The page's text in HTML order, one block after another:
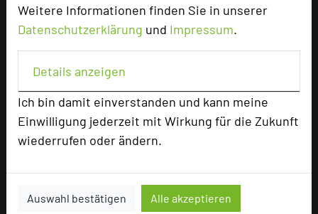
Weitere Informationen finden Sie in unserer
Datenschutzerklärung und Impressum.
Details anzeigen
Ich bin damit einverstanden und kann meine
Einwilligung jederzeit mit Wirkung für die Zukunft
wiederrufen oder ändern.
Auswahl bestätigen Alle akzeptieren
Max. Tagungskapazität (Personen)
U-Form
Ausstellungsfläche 860 qm
Zimmer
Einzelzimmer
5
Suiten